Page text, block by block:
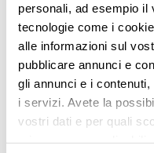
personali, ad esempio il
tecnologie come i
alle informazioni sul
pubblicare annunci e
gli annunci e i
i servizi. Avete la
vostri dati e per quali
Non ci sono articoli da